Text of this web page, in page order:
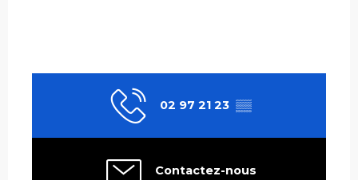
02 97 21 23 ▒▒
Contactez-nous